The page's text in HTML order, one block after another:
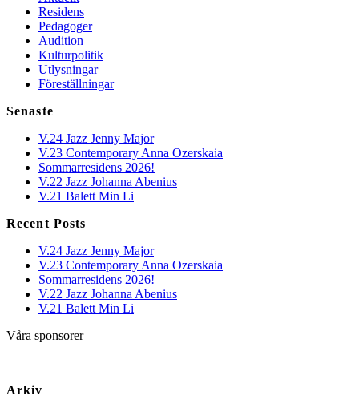
Residens
Pedagoger
Audition
Kulturpolitik
Utlysningar
Föreställningar
Senaste
V.24 Jazz Jenny Major
V.23 Contemporary Anna Ozerskaia
Sommarresidens 2026!
V.22 Jazz Johanna Abenius
V.21 Balett Min Li
Recent Posts
V.24 Jazz Jenny Major
V.23 Contemporary Anna Ozerskaia
Sommarresidens 2026!
V.22 Jazz Johanna Abenius
V.21 Balett Min Li
Våra sponsorer
Arkiv